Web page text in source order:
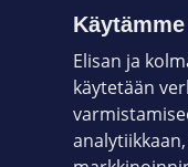
Elisan ja
käytetään